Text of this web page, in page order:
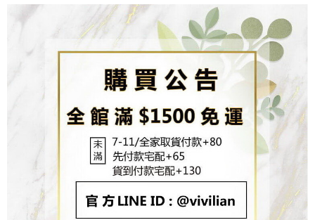
【注意事項】
1.本服務係由「台灣大哥大股份有限公司」（以下簡稱本公司）所提供，讓
用戶於交易時，得透過本服務購買商品或服務，並由商店將買賣／分期付款
買賣價金債權讓與本公司後，依約使用本公司帳單繳交帳款。
2.基於同意付款使用「大哥付你分期」之契約關係目的，商店將以您的個人
資料（包含姓名、電話或地址）提供予台灣大哥大進項蒐集、處理及利用，
由本公司與您本人進行分期帳單所需資料之確認、核對及更正。
3.完整用戶服務條款，請詳閱以下連結：
https://oppay.tw/userRule
ATM／網路銀行／等多元方式進行付款，方視為交易完成。
※ 請注意：結帳手續完成當下不需立刻繳費，但若您需要取消訂單，請聯絡
購買商品的店家。未經商家同意取消之訂單仍視為有效，需透過AFTEE先享
後付繳納相關費用。
※ 交易是否成功請以「AFTEE先享後付 」之結帳頁面顯示為準，若有關於
是否繳費成功／繳費後需取消欲退款等相關疑問，請聯繫「AFTEE先享後付
https://netprotections.freshdesk.com/support/home
【注意事項】
１．透過由恩沛科技股份有限公司提供之「AFTEE先享後付」服務完成之交
易，需依本服務之必要範圍內提供個人資料，並將交易相關給付款項請求債
權轉讓予恩沛科技股份有限公司。
２．關於個人資料處理事宜，請瀏覽以下網址：
https://aftee.tw/terms/#terms3
３．未成年的使用者請事先徵得法定代理人或監護人之同意方可使用
「AFTEE先享後付」，若未經同意申辦者引起之損失，本公司不負相關責
任。
每筆NT$80，滿NT$1,500(含以上)免運費
每筆NT$130，滿NT$1,500(含以上)免運費
查看運費